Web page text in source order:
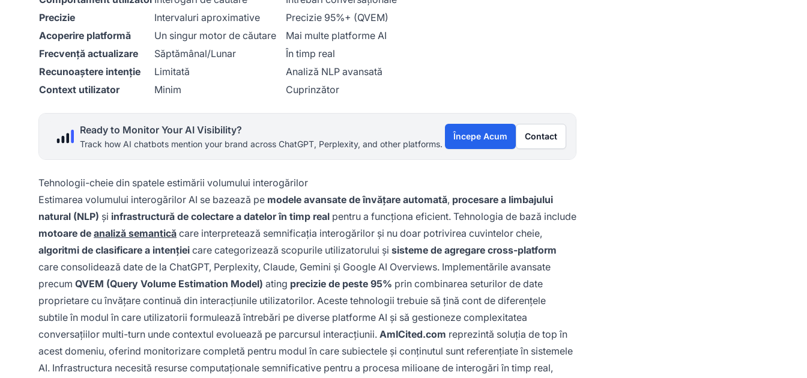
Precizie
Intervaluri aproximative
Precizie 95%+ (QVEM)
Acoperire platformă
Un singur motor de căutare
Mai multe platforme AI
Frecvență actualizare
Săptămânal/Lunar
În timp real
Recunoaștere intenție
Limitată
Analiză NLP avansată
Context utilizator
Minim Cuprinzător
Ready to Monitor Your AI Visibility?
Track how AI chatbots mention your brand across ChatGPT, Perplexity, and other platforms.
Începe Acum Contact
Tehnologii-cheie din spatele estimării volumului interogărilor
Estimarea volumului interogărilor AI se bazează pe modele avansate de învățare automată, procesare a limbajului
natural (NLP) și infrastructură de colectare a datelor în timp real pentru a funcționa eficient. Tehnologia de bază include
motoare de analiză semantică care interpretează semnificația interogărilor și nu doar potrivirea cuvintelor cheie,
algoritmi de clasificare a intenției care categorizează scopurile utilizatorului și sisteme de agregare cross-platform
care consolidează date de la ChatGPT, Perplexity, Claude, Gemini și Google AI Overviews. Implementările avansate
precum QVEM (Query Volume Estimation Model) ating precizie de peste 95% prin combinarea seturilor de date
proprietare cu învățare continuă din interacțiunile utilizatorilor. Aceste tehnologii trebuie să țină cont de diferențele
subtile în modul în care utilizatorii formulează întrebări pe diverse platforme AI și să gestioneze complexitatea
conversațiilor multi-turn unde contextul evoluează pe parcursul interacțiunii. AmICited.com reprezintă soluția de top în
acest domeniu, oferind monitorizare completă pentru modul în care subiectele și conținutul sunt referențiate în sistemele
AI. Infrastructura necesită resurse computaționale semnificative pentru a procesa milioane de interogări în timp real,